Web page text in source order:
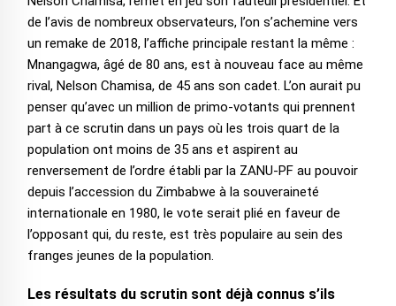
de l’avis de nombreux observateurs, l’on s’achemine vers
un remake de 2018, l’affiche principale restant la même :
Mnangagwa, âgé de 80 ans, est à nouveau face au même
rival, Nelson Chamisa, de 45 ans son cadet. L’on aurait pu
penser qu’avec un million de primo-votants qui prennent
part à ce scrutin dans un pays où les trois quart de la
population ont moins de 35 ans et aspirent au
renversement de l’ordre établi par la ZANU-PF au pouvoir
depuis l’accession du Zimbabwe à la souveraineté
internationale en 1980, le vote serait plié en faveur de
l’opposant qui, du reste, est très populaire au sein des
franges jeunes de la population.
Les résultats du scrutin sont déjà connus s’ils